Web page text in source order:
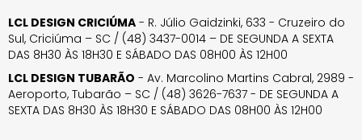
LCL DESIGN CRICIÚMA - R. Júlio Gaidzinki, 633 - Cruzeiro do
Sul, Criciúma – SC / (48) 3437-0014 – DE SEGUNDA A SEXTA
DAS 8H30 ÀS 18H30 E SÁBADO DAS 08H00 ÀS 12H00
LCL DESIGN TUBARÃO - Av. Marcolino Martins Cabral, 2989 -
Aeroporto, Tubarão – SC / (48) 3626-7637 - DE SEGUNDA A
SEXTA DAS 8H30 ÀS 18H30 E SÁBADO DAS 08H00 ÀS 12H00